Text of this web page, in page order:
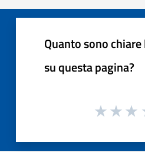
Quanto sono
su questa pagina?